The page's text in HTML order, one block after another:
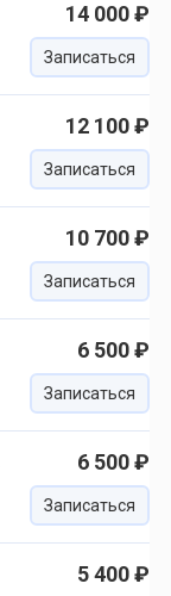
14 000 ₽
Записаться
12 100 ₽
Записаться
10 700 ₽
Записаться
6 500 ₽
Записаться
6 500 ₽
Записаться
5 400 ₽